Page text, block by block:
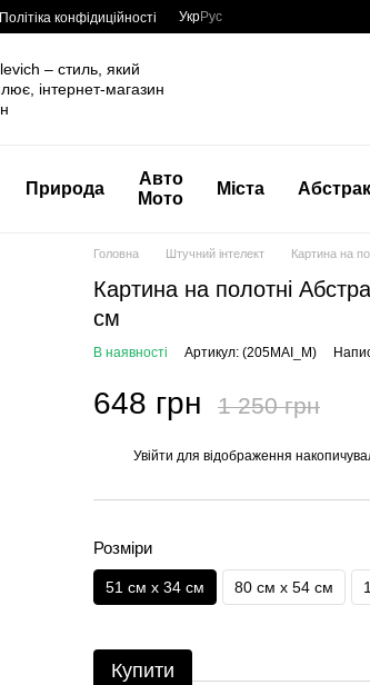
Політіка конфідиційності УкрРус
Природа
Авто
Мото
Міста
Головна Штучний інтелект Картина на
Картина на полотні
см
В наявності Артикул: (205MAI_M)
648 грн 1 250 грн
Увійти для відображення
Розміри
51 см x 34 см 80 см x 54 см
Купити